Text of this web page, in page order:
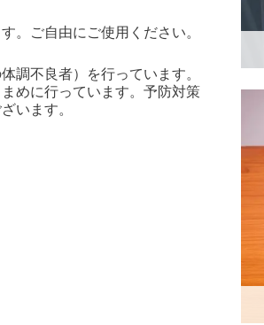
。ご自由にご使用ください。
調不良者）を行っています。
めに行っています。 予防対策
います。